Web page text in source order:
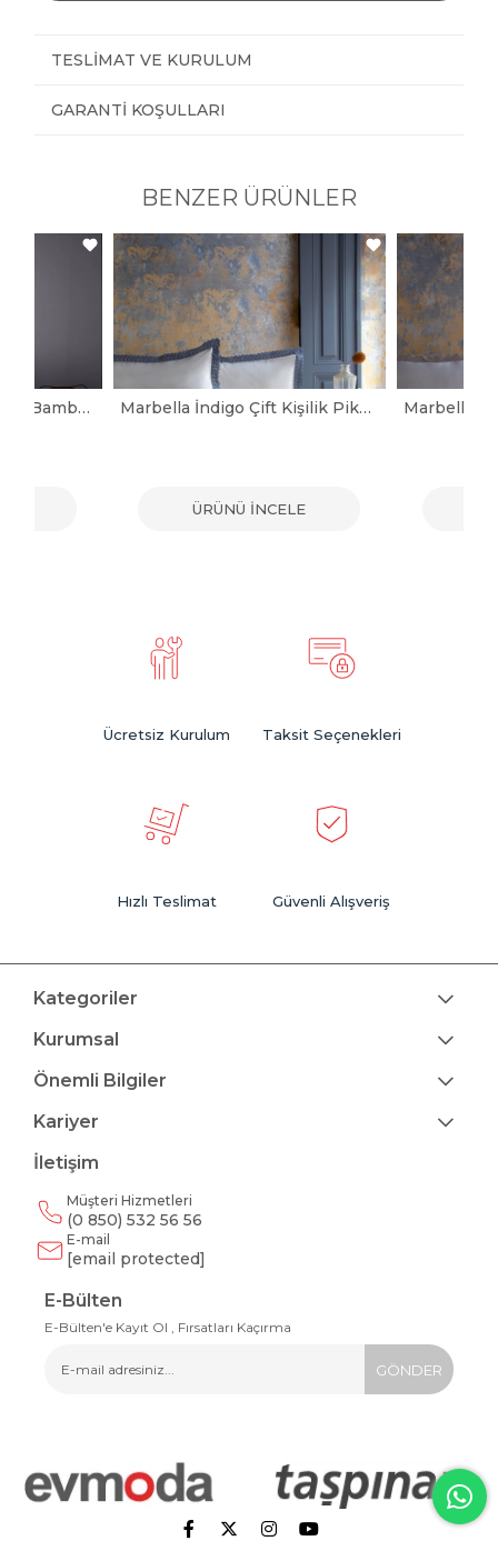
TESLIMAT VE KURULUM
GARANTI KOŞULLARI
BENZER ÜRÜNLER
Tanya İndigo Tek Kişilik Bambu Pike Takımı Marbella İndigo Çift Kişilik Pike Takımı
ÜRÜNÜ İNCELE
Ücretsiz Kurulum Taksit Seçenekleri
Hızlı Teslimat Güvenli Alışveriş
Kategoriler
Kurumsal
Önemli Bilgiler
Kariyer
İletişim
Müşteri Hizmetleri
(0 850) 532 56 56
E-mail
[email protected]
E-Bülten
E-Bülten'e Kayıt Ol , Fırsatları Kaçırma
GÖNDER